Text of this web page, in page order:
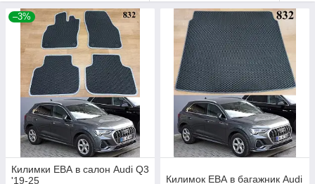
–3%
Килимки ЕВА в салон Audi Q3
'19-25
Килимок ЕВА в багажник Audi